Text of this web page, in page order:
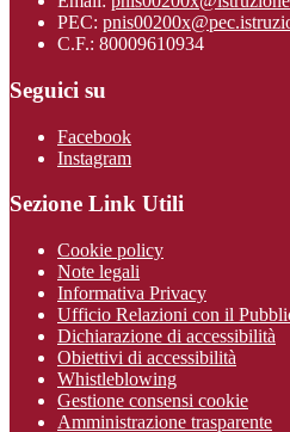
PEC:
C.F.: 80009610934
Seguici su
Facebook
Instagram
Sezione Link Utili
Cookie policy
Note legali
Informativa Privacy
Ufficio Relazioni con il
Dichiarazione di accessibilità
Obiettivi di accessibilità
Whistleblowing
Gestione consensi cookie
Amministrazione trasparente